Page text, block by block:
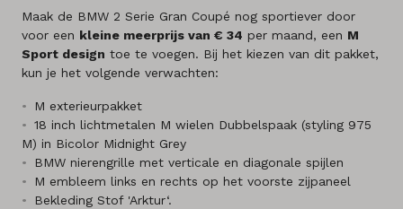
Maak de BMW 2 Serie Gran Coupé nog sportiever door
voor een kleine meerprijs van € 34 per maand, een M
Sport design toe te voegen. Bij het kiezen van dit pakket,
kun je het volgende verwachten:
M exterieurpakket
18 inch lichtmetalen M wielen Dubbelspaak (styling 975
M) in Bicolor Midnight Grey
BMW nierengrille met verticale en diagonale spijlen
M embleem links en rechts op het voorste zijpaneel
Bekleding Stof 'Arktur‘.